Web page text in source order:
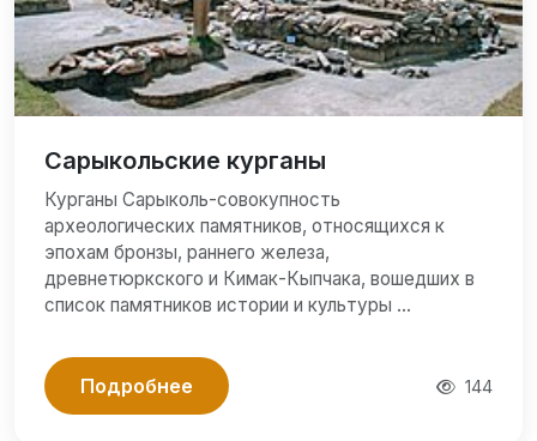
Сарыкольские курганы
Курганы Сарыколь-совокупность
археологических памятников, относящихся к
эпохам бронзы, раннего железа,
древнетюркского и Кимак-Кыпчака, вошедших в
список памятников истории и культуры …
Подробнее 144